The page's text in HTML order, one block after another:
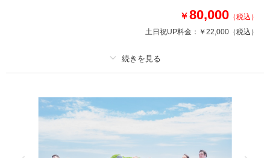
♡ブーケ/ガーランド等の撮影小物も無料で使用可♡
撮影日：2023年8月17日
（茨城）
￥80,000 （税込）
土日祝UP料金： ￥22,000 （税込）
撮影料 新郎衣装1着
着付け ヘアメイク 小物一式
データ 130 カット 台紙付写真
衣装追加 会食